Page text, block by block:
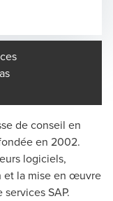
de conseil en
en 2002.
logiciels,
et la mise en œuvre
SAP.
Zurich -